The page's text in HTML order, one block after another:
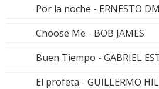
Por la noche - ERNESTO
Choose Me - BOB JAMES
Buen Tiempo - GABRIEL
El profeta - GUILLERMO